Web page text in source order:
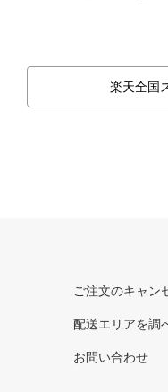
楽天全国
ご注文のキャン
配送エリアを調
お問い合わせ